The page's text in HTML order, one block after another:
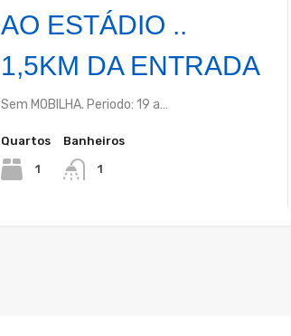
AO ESTÁDIO ..
1,5KM DA ENTRADA
Sem MOBILHA. Periodo: 19 a…
Quartos
1
Banheiros
1